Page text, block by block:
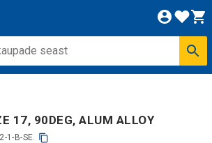
17, 90DEG, ALUM ALLOY
1-B-SE.